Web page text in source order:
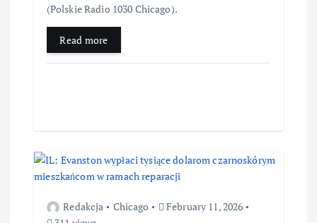
(Polskie Radio 1030 Chicago).
Read more
Redakcja Chicago
February 11, 2026